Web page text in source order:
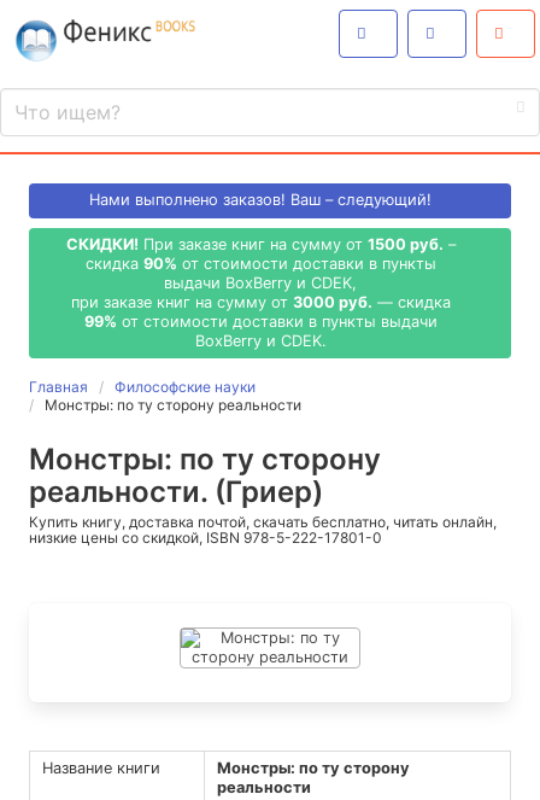
Нами выполнено заказов! Ваш – следующий!
СКИДКИ! При заказе книг на сумму от 1500 руб. –
скидка 90% от стоимости доставки в пункты
выдачи BoxBerry и CDEK,
при заказе книг на сумму от 3000 руб. — скидка
99% от стоимости доставки в пункты выдачи
BoxBerry и CDEK.
Главная
Философские науки
Монстры: по ту сторону реальности
Монстры: по ту сторону
реальности. (Гриер)
Купить книгу, доставка почтой, скачать бесплатно, читать онлайн,
низкие цены со скидкой, ISBN 978-5-222-17801-0
Название книги
Монстры: по ту сторону
реальности